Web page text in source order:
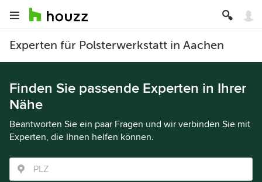
Experten für Polsterwerkstatt in Aachen
Finden Sie passende Experten in Ihrer
Nähe
Beantworten Sie ein paar Fragen und wir verbinden Sie mit
Experten, die Ihnen helfen können.